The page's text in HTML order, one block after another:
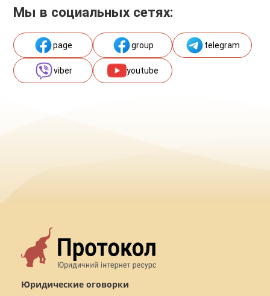
Мы в социальных сетях:
page group telegram
viber youtube
Юридические оговорки